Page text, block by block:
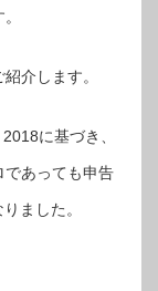
介します。
に基づき、
であっても申告
ました。